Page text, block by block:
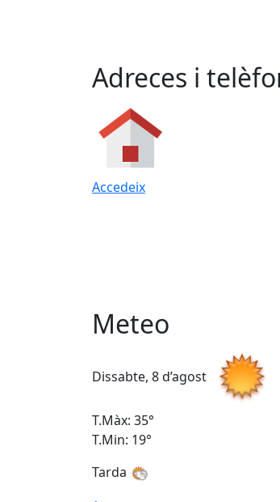
Adreces i
Accedeix
Meteo
Dissabte, 8 d’agost
T.Màx: 35°
T.Min: 19°
Tarda